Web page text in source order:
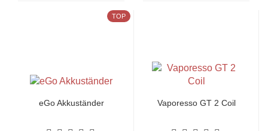
TOP
eGo Akkuständer Vaporesso GT 2 Coil